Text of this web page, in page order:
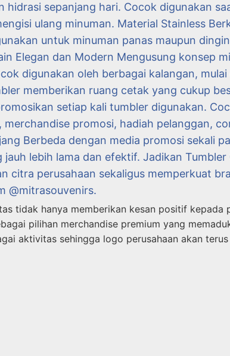
hidrasi sepanjang hari. Cocok digunakan
ulang minuman. Material Stainless
untuk minuman panas maupun
Elegan dan Modern Mengusung konsep
digunakan oleh berbagai kalangan,
memberikan ruang cetak yang cukup
setiap kali tumbler digunakan.
merchandise promosi, hadiah pelanggan,
Berbeda dengan media promosi sekali
jauh lebih lama dan efektif. Jadikan
citra perusahaan sekaligus memperkuat
@mitrasouvenirs.
tidak hanya memberikan kesan positif
pilihan merchandise premium yang
aktivitas sehingga logo perusahaan akan